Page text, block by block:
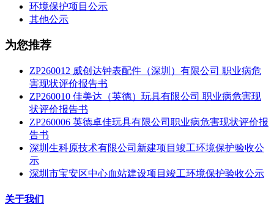
环境保护项目公示
其他公示
为您推荐
ZP260012 威创达钟表配件（深圳）有限公司 职业病危
害现状评价报告书
ZP260010 佳美达（英德）玩具有限公司 职业病危害现
状评价报告书
ZP260006 英德卓佳玩具有限公司职业病危害现状评价报
告书
深圳生科原技术有限公司新建项目竣工环境保护验收公
示
深圳市宝安区中心血站建设项目竣工环境保护验收公示
关于我们